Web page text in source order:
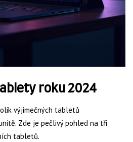
roku 2024
výjimečných tabletů
Zde je pečlivý pohled na tři
tabletů.